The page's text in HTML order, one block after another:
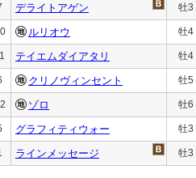
デライトアゲン 牡3
ルリオウ 牡4
テイエムダイアタリ 牡4
クリノヴィンセント 牡5
ゾロ 牡6
グラフィティウォー 牡3
ラインメッセージ 牡3